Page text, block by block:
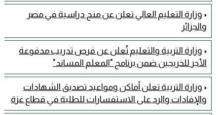
وزارة التعليم العالي تعلن عن منح دراسية في مصر
والجزائر
وزارة التربية والتعليم تُعلن عن فرص تدريب مدفوعة
الأجر للخريجين ضمن برنامج "المعلم المساند"
وزارة التربية تعلن أماكن ومواعيد تصديق الشهادات
والإفادات والرد على الاستفسارات للطلبة في قطاع غزة